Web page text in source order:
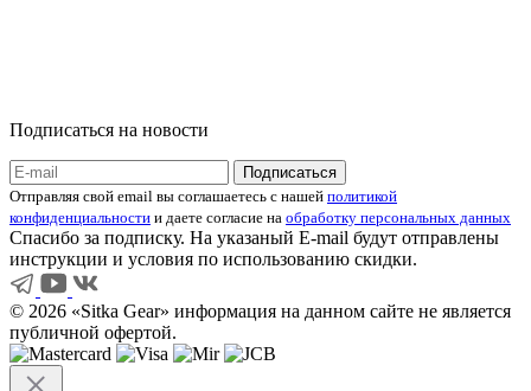
Подписаться на новости
Отправляя свой email вы соглашаетесь с нашей политикой
конфиденциальности и даете согласие на обработку персональных данных
Спасибо за подписку. На указаный E-mail будут отправлены
инструкции и условия по использованию скидки.
© 2026 «Sitka Gear» информация на данном сайте не является
публичной офертой.